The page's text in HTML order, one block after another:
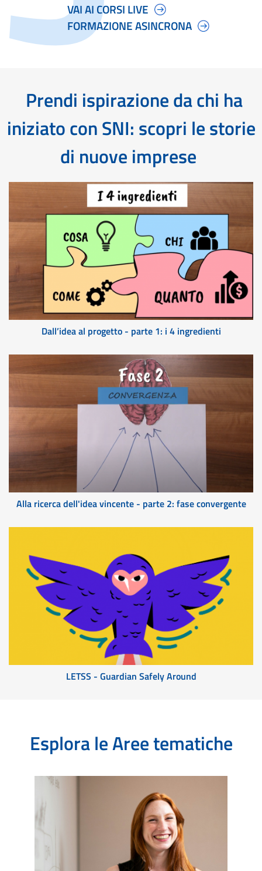
VAI AI CORSI LIVE
FORMAZIONE ASINCRONA
Prendi ispirazione da chi ha
iniziato con SNI: scopri le storie
di nuove imprese
Dall’idea al progetto - parte 1: i 4 ingredienti
Alla ricerca dell'idea vincente - parte 2: fase convergente
LETSS - Guardian Safely Around
Esplora le Aree tematiche